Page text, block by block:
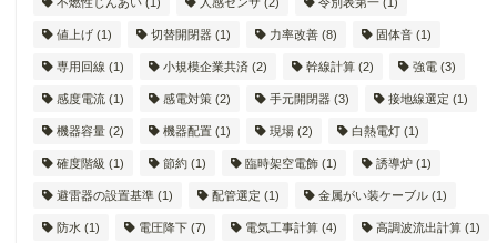
値上げ (1) 切替開閉器 (1) 力率改善 (8) 固体音 (1)
専用回線 (1) 小規模企業共済 (2) 幹線計算 (2) 強電 (3)
感度電流 (1) 感電対策 (2) 手元開閉器 (3) 接地線選定 (1)
機器容量 (2) 機器配置 (1) 現場 (2) 白熱電灯 (1)
確度階級 (1) 節約 (1) 臨時架空電飾 (1) 誘導炉 (1)
避雷器の設置基準 (1) 配管選定 (1) 金属がい装ケーブル (1)
防水 (1) 電圧降下 (7) 電気工事計算 (4) 高調波流出計算 (1)